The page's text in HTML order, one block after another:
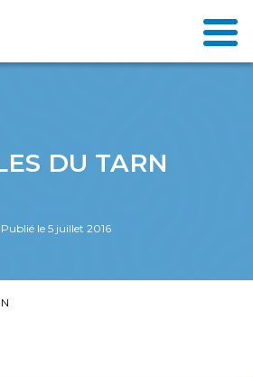
DU TARN
le 5 juillet 2016